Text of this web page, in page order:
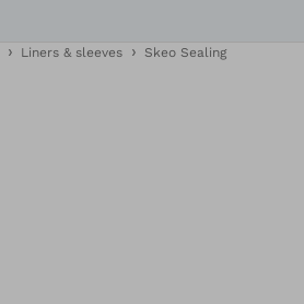
Liners & sleeves Skeo Sealing